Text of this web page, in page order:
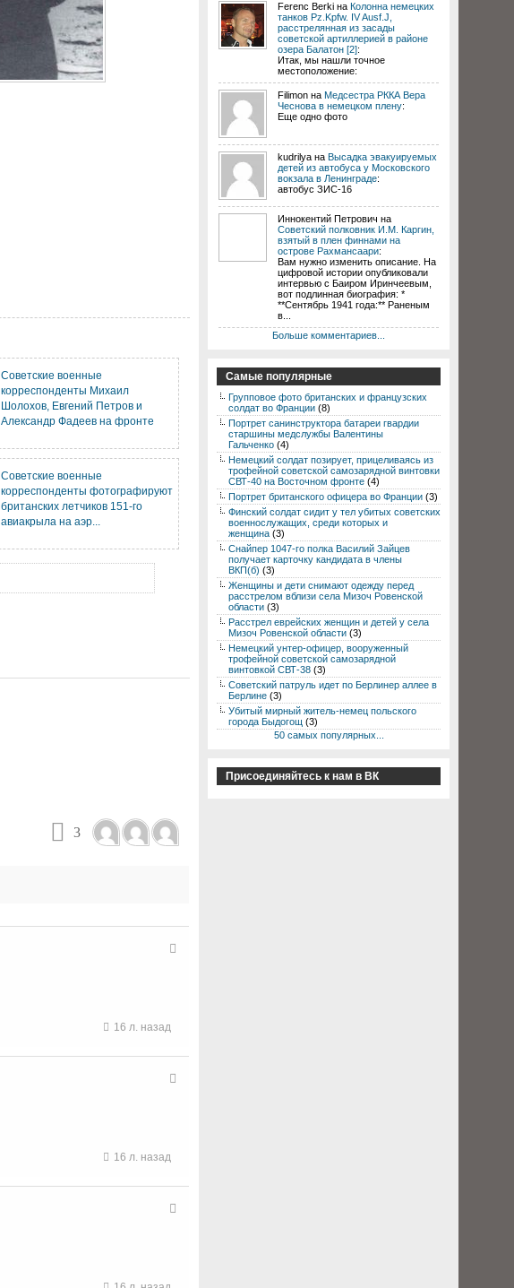
Советские военные
корреспонденты Михаил
Шолохов, Евгений Петров и
Александр Фадеев на фронте
Советские военные
корреспонденты фотографируют
британских летчиков 151-го
авиакрыла на аэр...
3
16 л. назад
16 л. назад
Ferenc Berki на Колонна немецких
танков Pz.Kpfw. IV Ausf.J,
расстрелянная из засады
советской артиллерией в районе
озера Балатон [2]:
Итак, мы нашли точное
местоположение:
Filimon на Медсестра РККА Вера
Чеснова в немецком плену:
Еще одно фото
kudrilya на Высадка эвакуируемых
детей из автобуса у Московского
вокзала в Ленинграде:
автобус ЗИС-16
Иннокентий Петрович на
Советский полковник И.М. Каргин,
взятый в плен финнами на
острове Рахмансаари:
Вам нужно изменить описание. На
цифровой истории опубликовали
интервью с Баиром Иринчеевым,
вот подлинная биография: *
**Сентябрь 1941 года:** Раненым
в...
Больше комментариев...
Самые популярные
Групповое фото британских и французских
солдат во Франции (8)
Портрет санинструктора батареи гвардии
старшины медслужбы Валентины
Гальченко (4)
Немецкий солдат позирует, прицеливаясь из
трофейной советской самозарядной винтовки
СВТ-40 на Восточном фронте (4)
Портрет британского офицера во Франции (3)
Финский солдат сидит у тел убитых советских
военнослужащих, среди которых и
женщина (3)
Снайпер 1047-го полка Василий Зайцев
получает карточку кандидата в члены
ВКП(б) (3)
Женщины и дети снимают одежду перед
расстрелом вблизи села Мизоч Ровенской
области (3)
Расстрел еврейских женщин и детей у села
Мизоч Ровенской области (3)
Немецкий унтер-офицер, вооруженный
трофейной советской самозарядной
винтовкой СВТ-38 (3)
Советский патруль идет по Берлинер аллее в
Берлине (3)
Убитый мирный житель-немец польского
города Быдогощ (3)
50 самых популярных...
Присоединяйтесь к нам в ВК